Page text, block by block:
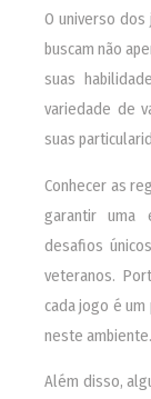
O universo
buscam não
suas
variedade de
suas
Conhecer as
garantir uma
desafios
veteranos.
cada jogo é
neste ambiente.
Além disso,